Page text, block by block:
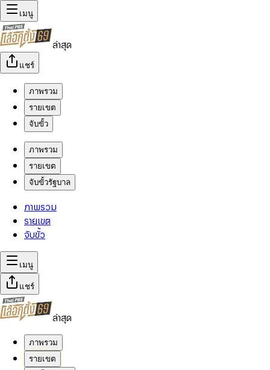
เมนู
ล่าสุด
แชร์
ภาพรวม
รายเขต
จับขั้ว
ภาพรวม
รายเขต
จับขั้วรัฐบาล
ภาพรวม
รายเขต
จับขั้ว
เมนู
แชร์
ล่าสุด
ภาพรวม
รายเขต